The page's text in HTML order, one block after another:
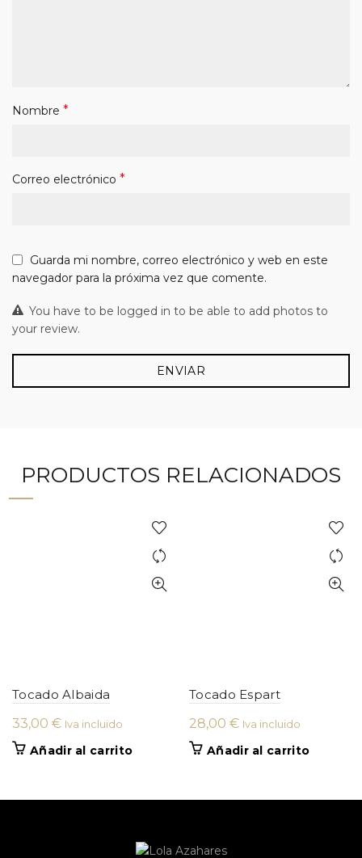
Nombre *
Correo electrónico *
Guarda mi nombre, correo electrónico y web en este
navegador para la próxima vez que comente.
You have to be logged in to be able to add photos to
your review.
PRODUCTOS RELACIONADOS
Tocado Albaida
33,00 € Iva incluido
Añadir al carrito
Tocado Espart
28,00 € Iva incluido
Añadir al carrito